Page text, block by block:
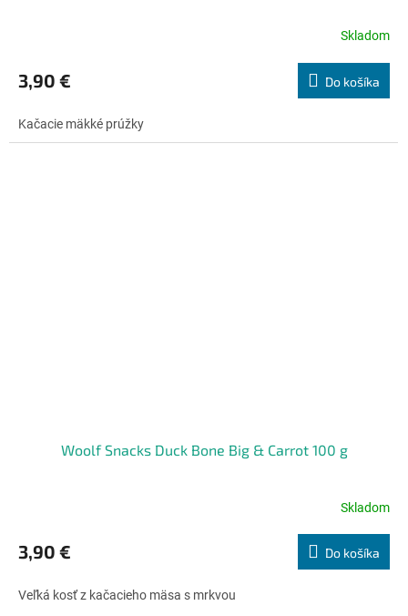
produktu
je
z
5
Skladom
3,90 € Do košíka
Kačacie mäkké prúžky
Woolf Snacks Duck Bone Big & Carrot 100 g
produktu
je
z
Skladom
3,90 € Do košíka
Veľká kosť z kačacieho mäsa s mrkvou